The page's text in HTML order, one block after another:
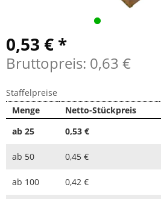
0,53 € *
Bruttopreis: 0,63 €
Staffelpreise
Menge
Netto-Stückpreis
ab 25 0,53 €
ab 50 0,45 €
ab 100 0,42 €